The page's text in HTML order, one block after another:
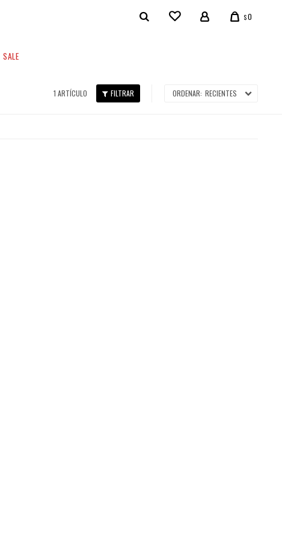
SALE
$0
1 ARTÍCULO RECIENTES